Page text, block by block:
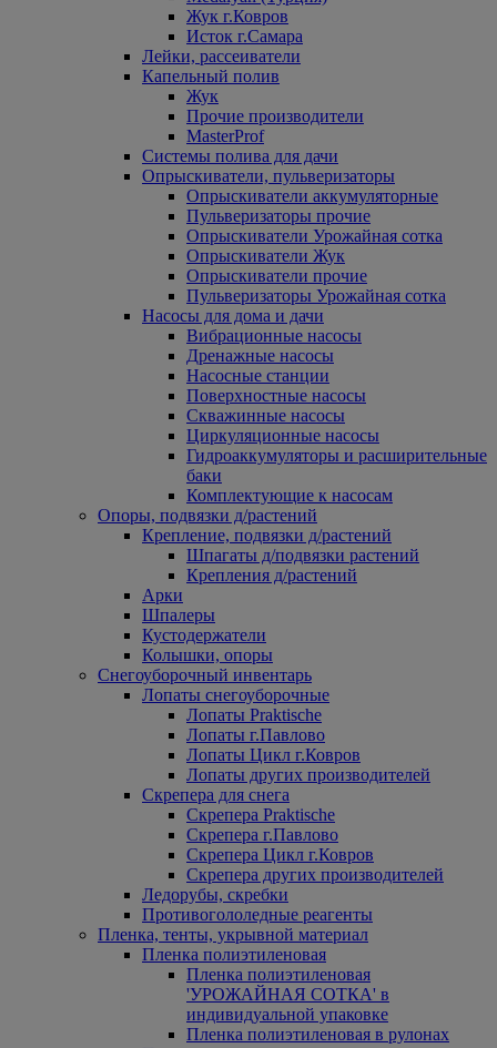
Жук г.Ковров
Исток г.Самара
Лейки, рассеиватели
Капельный полив
Жук
Прочие производители
MasterProf
Системы полива для дачи
Опрыскиватели, пульверизаторы
Опрыскиватели аккумуляторные
Пульверизаторы прочие
Опрыскиватели Урожайная сотка
Опрыскиватели Жук
Опрыскиватели прочие
Пульверизаторы Урожайная сотка
Насосы для дома и дачи
Вибрационные насосы
Дренажные насосы
Насосные станции
Поверхностные насосы
Скважинные насосы
Циркуляционные насосы
Гидроаккумуляторы и расширительные
баки
Комплектующие к насосам
Опоры, подвязки д/растений
Крепление, подвязки д/растений
Шпагаты д/подвязки растений
Крепления д/растений
Арки
Шпалеры
Кустодержатели
Колышки, опоры
Снегоуборочный инвентарь
Лопаты снегоуборочные
Лопаты Praktische
Лопаты г.Павлово
Лопаты Цикл г.Ковров
Лопаты других производителей
Скрепера для снега
Скрепера Praktische
Скрепера г.Павлово
Скрепера Цикл г.Ковров
Скрепера других производителей
Ледорубы, скребки
Противогололедные реагенты
Пленка, тенты, укрывной материал
Пленка полиэтиленовая
Пленка полиэтиленовая
'УРОЖАЙНАЯ СОТКА' в
индивидуальной упаковке
Пленка полиэтиленовая в рулонах